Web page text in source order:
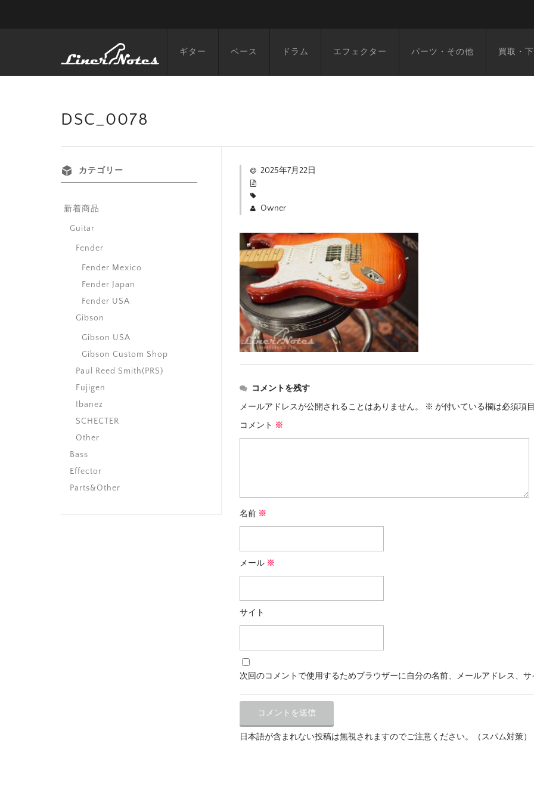
ギター ベース ドラム エフェクター パーツ・その他 買取・
DSC_0078
2025年7月22日
Owner
コメントを残す
メールアドレスが公開されることはありません。
※ が付いている欄は必須項
コメント ※
名前 ※
メール ※
サイト
次回のコメントで使用するためブラウザーに自分の名前、メールアドレス、
日本語が含まれない投稿は無視されますのでご注意ください。（スパム対策）
カテゴリー
新着商品
Guitar
Fender
Fender Mexico
Fender Japan
Fender USA
Gibson
Gibson USA
Gibson Custom Shop
Paul Reed Smith(PRS)
Fujigen
Ibanez
SCHECTER
Other
Bass
Effector
Parts&Other